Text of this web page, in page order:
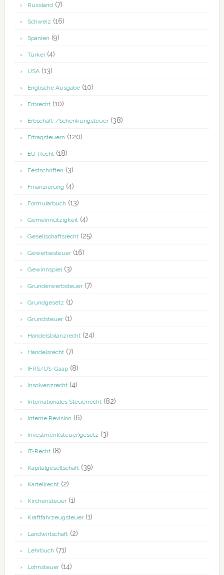
Russland(7)
Schweiz (16)
Spanien (9)
Türkei (4)
USA(13)
Englische Ausgabe(10)
Erbrecht(10)
Erbschaft-/Schenkungsteuer(38)
Ertragsteuern (120)
EU-Recht(18)
Festschriften (3)
Finanzierung (4)
Formularbuch (13)
Gemeinnützigkeit(4)
Gesellschaftsrecht(25)
Gewerbesteuer(16)
Gewinnspiel(3)
Grunderwerbsteuer(7)
Grundgesetz (1)
Grundsteuer(1)
Handelsbilanzrecht(24)
Handelsrecht(7)
IFRS/US-Gaap(8)
Insolvenzrecht(4)
Internationales Steuerrecht(82)
Interne Revision (6)
Investment(steuer)gesetz (3)
IT-Recht(8)
Kapitalgesellschaft(39)
Kartellrecht(2)
Kirchensteuer(1)
Kraftfahrzeugsteuer(1)
Landwirtschaft(2)
Lehrbuch (71)
Lohnsteuer(14)